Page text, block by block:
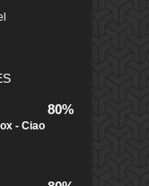
- Ciao
80%